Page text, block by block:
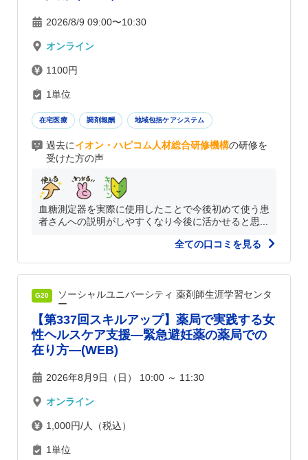
2026/8/9 09:00〜10:30
オンライン
1100円
1単位
在宅医療 調剤報酬 地域包括ケアシステム
過去にイオン・ハピコム人材総合研修機構の研修を
受けた方の声
血糖測定器を実際に使用したことで今後初めて使う患
者さんへの説明がしやすくなり今後に活かせると思...
全ての口コミを見る
G20
ソーシャルユニバーシティ 薬剤師生涯学習センタ
ー
【第337回スキルアップ】薬局で実践する女
性ヘルスケア支援―緊急避妊薬の薬局での
在り方―(WEB)
2026年8月9日（日） 10:00 ～ 11:30
オンライン
1,000円/人（税込）
1単位